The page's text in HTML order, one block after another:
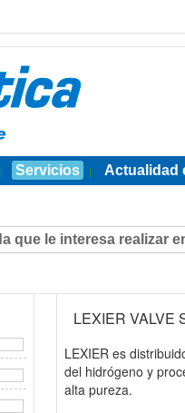
| Servicios | Actualidad
LEXIER VALVE
LEXIER es
del hidrógeno y
alta pureza.